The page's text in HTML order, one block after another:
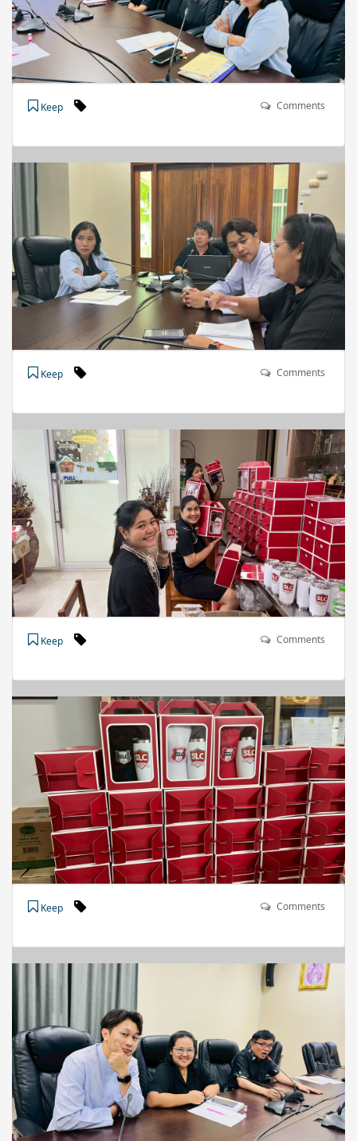
Keep Comments
Keep Comments
Keep Comments
Keep Comments